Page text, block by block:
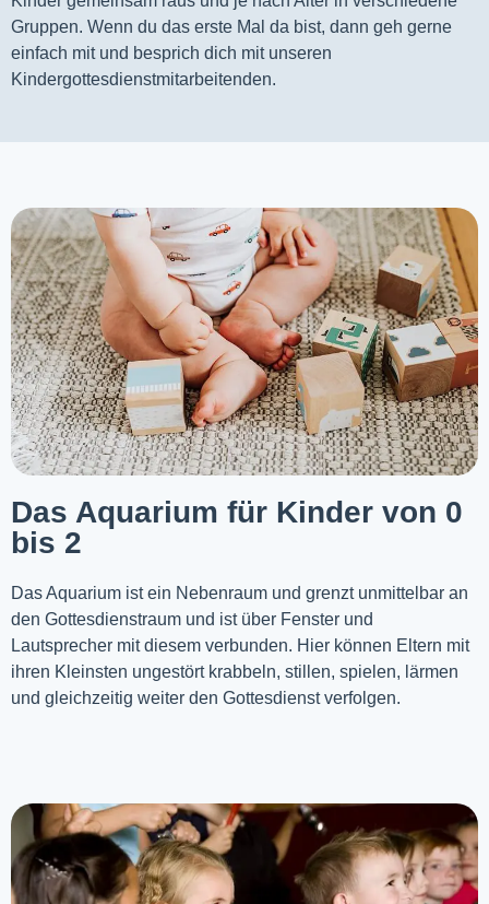
Gruppen. Wenn du das erste Mal da bist, dann geh gerne
einfach mit und besprich dich mit unseren
Kindergottesdienstmitarbeitenden.
Das Aquarium für Kinder von 0
bis 2
Das Aquarium ist ein Nebenraum und grenzt unmittelbar an
den Gottesdienstraum und ist über Fenster und
Lautsprecher mit diesem verbunden. Hier können Eltern mit
ihren Kleinsten ungestört krabbeln, stillen, spielen, lärmen
und gleichzeitig weiter den Gottesdienst verfolgen.